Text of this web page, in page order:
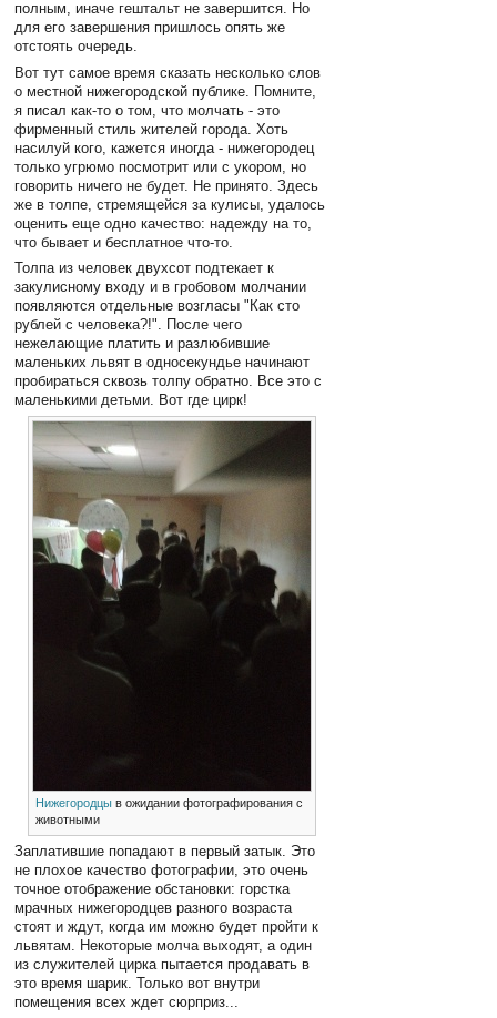
полным, иначе гештальт не завершится. Но
для его завершения пришлось опять же
отстоять очередь.
Вот тут самое время сказать несколько слов
о местной нижегородской публике. Помните,
я писал как-то о том, что молчать - это
фирменный стиль жителей города. Хоть
насилуй кого, кажется иногда - нижегородец
только угрюмо посмотрит или с укором, но
говорить ничего не будет. Не принято. Здесь
же в толпе, стремящейся за кулисы, удалось
оценить еще одно качество: надежду на то,
что бывает и бесплатное что-то.
Толпа из человек двухсот подтекает к
закулисному входу и в гробовом молчании
появляются отдельные возгласы "Как сто
рублей с человека?!". После чего
нежелающие платить и разлюбившие
маленьких львят в односекундье начинают
пробираться сквозь толпу обратно. Все это с
маленькими детьми. Вот где цирк!
Нижегородцыв ожидании фотографирования с
животными
Заплатившие попадают в первый затык. Это
не плохое качество фотографии, это очень
точное отображение обстановки: горстка
мрачных нижегородцев разного возраста
стоят и ждут, когда им можно будет пройти к
львятам. Некоторые молча выходят, а один
из служителей цирка пытается продавать в
это время шарик. Только вот внутри
помещения всех ждет сюрприз...